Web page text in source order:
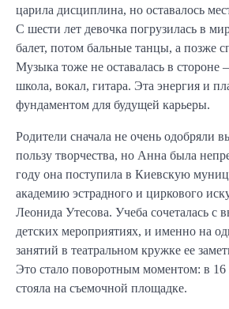
царила дисциплина, но оставалось
С шести лет девочка погрузилась в
балет, потом бальные танцы, а позже
Музыка тоже не оставалась в стороне
школа, вокал, гитара. Эта энергия и
фундаментом для будущей карьеры.
Родители сначала не очень одобряли
пользу творчества, но Анна была
году она поступила в Киевскую
академию эстрадного и циркового
Леонида Утесова. Учеба сочеталась с
детских мероприятиях, и именно на
занятий в театральном кружке ее
Это стало поворотным моментом: в
стояла на съемочной площадке.